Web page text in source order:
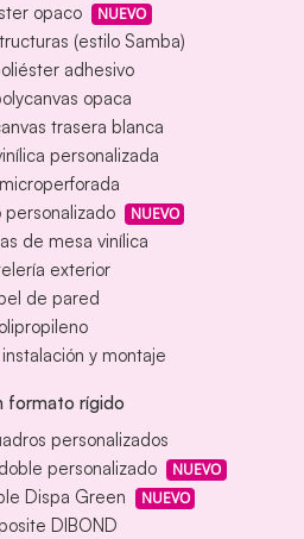
opaco
NUEVO
(estilo Samba)
adhesivo
opaca
trasera blanca
personalizada
personalizado
NUEVO
de mesa vinílica
exterior
de pared
y montaje
formato rígido
personalizados
personalizado
NUEVO
Dispa Green NUEVO
DIBOND